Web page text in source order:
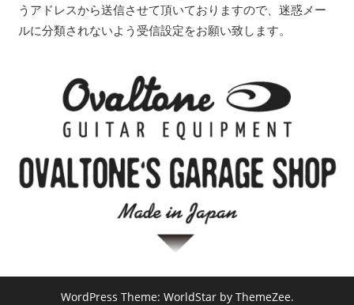
うアドレスから送信させて頂いておりますので、迷惑メー
ルに分類されないよう受信設定をお願い致します。
WordPress Theme: WorldStar by ThemeZee.